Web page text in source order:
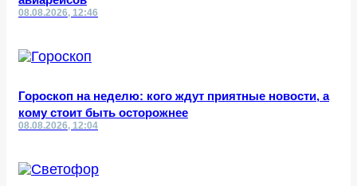
08.08.2026, 12:46
Гороскоп на неделю: кого ждут приятные новости, а
кому стоит быть осторожнее
08.08.2026, 12:04